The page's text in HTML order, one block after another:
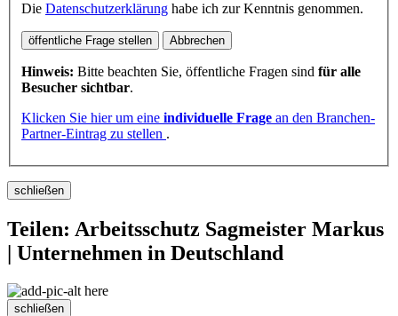
Die Datenschutzerklärung habe ich zur Kenntnis genommen.
öffentliche Frage stellen Abbrechen
Hinweis: Bitte beachten Sie, öffentliche Fragen sind für alle
Besucher sichtbar.
Klicken Sie hier um eine individuelle Frage an den Branchen-
Partner-Eintrag zu stellen .
schließen
Teilen: Arbeitsschutz Sagmeister Markus
| Unternehmen in Deutschland
schließen